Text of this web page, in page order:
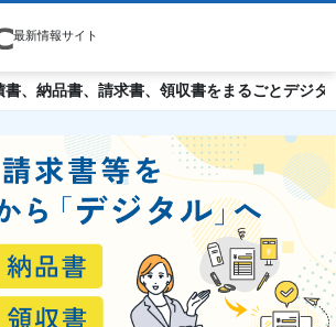
最新情報サイト
書、納品書、請求書、領収書をまるごとデジタ